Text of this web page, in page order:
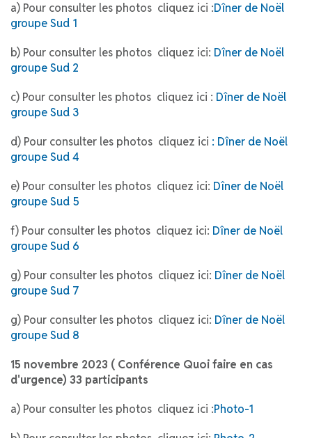
a) Pour consulter les photos cliquez ici :Dîner de Noël
groupe Sud 1
b) Pour consulter les photos cliquez ici: Dîner de Noël
groupe Sud 2
c) Pour consulter les photos cliquez ici : Dîner de Noël
groupe Sud 3
d) Pour consulter les photos cliquez ici : Dîner de Noël
groupe Sud 4
e) Pour consulter les photos cliquez ici: Dîner de Noël
groupe Sud 5
f) Pour consulter les photos cliquez ici: Dîner de Noël
groupe Sud 6
g) Pour consulter les photos cliquez ici: Dîner de Noël
groupe Sud 7
g) Pour consulter les photos cliquez ici: Dîner de Noël
groupe Sud 8
15 novembre 2023 ( Conférence Quoi faire en cas
d'urgence) 33 participants
a) Pour consulter les photos cliquez ici :Photo-1